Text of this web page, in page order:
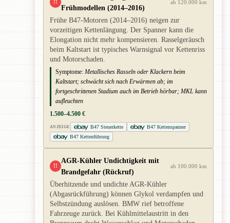
!!
Frühmodellen (2014–2016)
ab 120.000 km
Frühe B47-Motoren (2014–2016) neigen zur
vorzeitigen Kettenlängung. Der Spanner kann die
Elongation nicht mehr kompensieren. Rasselgeräusch
beim Kaltstart ist typisches Warnsignal vor Kettenriss
und Motorschaden.
Symptome: Metallisches Rasseln oder Klackern beim
Kaltstart; schwächt sich nach Erwärmen ab; im
fortgeschrittenen Stadium auch im Betrieb hörbar; MKL kann
aufleuchten
1.500–4.500 €
ANZEIGE B47 Steuerkette
B47 Kettenspanner
B47 Kettenführung
!!
AGR-Kühler Undichtigkeit mit
Brandgefahr (Rückruf)
ab 100.000 km
Überhitzende und undichte AGR-Kühler
(Abgasrückführung) können Glykol verdampfen und
Selbstzündung auslösen. BMW rief betroffene
Fahrzeuge zurück. Bei Kühlmittelaustritt in den